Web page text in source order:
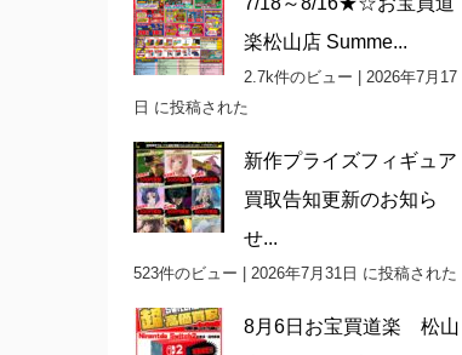
楽松山店 Summe...
2.7k件のビュー
2026年7月17
日 に投稿された
新作プライズフィギュア
買取告知更新のお知ら
せ...
523件のビュー 2026年7月31日 に投稿された
8月6日お宝買道楽 松山